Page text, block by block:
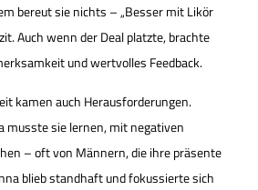
bereut sie nichts – „Besser mit Likör
Auch wenn der Deal platzte, brachte
und wertvolles Feedback.
kamen auch Herausforderungen.
musste sie lernen, mit negativen
– oft von Männern, die ihre präsente
blieb standhaft und fokussierte sich